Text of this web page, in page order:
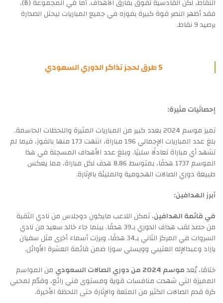
النقاط، لكن القادسية تفوق بفارق الأهداف. أما في المجموعة (B)،
فقد أظهر النصر قوة كبيرة بفوزه في جميع المباريات ليحتل الصدارة
برصيد 9 نقاط.
5 طرق لحجز تذاكر الدوري السعودي
إحصائيات مثيرة:
تميز موسم 2024 بعدد كبير من المباريات المثيرة واللحظات الحاسمة.
بلغ عدد المباريات الإجمالي 196 مباراة، انتهت 173 منها بالفوز، فيما لم
تشهد أي مباراة تعادلًا سلبيًا. وبلغ عدد الأهداف المسجلة في هذا
الموسم 1737 هدفًا، بمتوسط 8.86 هدف لكل مباراة، مما يعكس
طبيعة دوري الصالات الهجومية والمليئة بالإثارة.
أبرز الهدافين:
في قائمة الهدافين، تمكن اللاعب مايكون دوجلاس من نادي الثقبة
من حصد لقب هداف الدوري بـ39 هدفًا. بينما جاء خالد سعيد من نادي
السروات في المركز الثاني بـ34 هدفًا، وبرزت أسماء أخرى مثل سفيان
يازاد وعبدالإله العتيبي وويسلي سوزا ضمن قائمة العشرة الأوائل.
ختامًا، يُعدموسم 2024 من دوري الصالات السعودي
من المواسم
المميزة التي شهدت منافسات قوية ومستوى فني رائع، وقدّم لمحبي
كرة قدم الصالات الكثير من المتعة والإثارة حتى اللحظة الأخيرة.